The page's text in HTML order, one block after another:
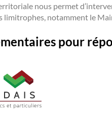
nous permet
limitrophes, notamment le
pour